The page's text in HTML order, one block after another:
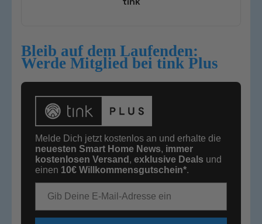
Bleib auf dem Laufenden:
Werde Mitglied bei tink Plus
Melde Dich jetzt kostenlos an und erhalte die
neuesten Smart Home News, immer
kostenlosen Versand , exklusive Deals und
einen 10€ Willkommensgutschein*.